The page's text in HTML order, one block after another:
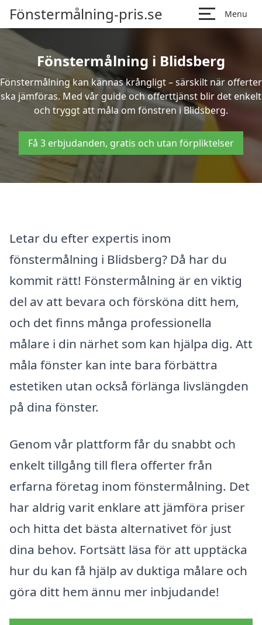
Fönstermålning-pris.se Menu
Fönstermålning i Blidsberg
Fönstermålning kan kännas krångligt – särskilt när offerter
ska jämföras. Med vår guide och offerttjänst blir det enkelt
och tryggt att måla om fönstren i Blidsberg.
Få 3 erbjudanden, gratis och utan förpliktelser
Letar du efter expertis inom
fönstermålning i Blidsberg? Då har du
kommit rätt! Fönstermålning är en viktig
del av att bevara och försköna ditt hem,
och det finns många professionella
målare i din närhet som kan hjälpa dig. Att
måla fönster kan inte bara förbättra
estetiken utan också förlänga livslängden
på dina fönster.
Genom vår plattform får du snabbt och
enkelt tillgång till flera offerter från
erfarna företag inom fönstermålning. Det
har aldrig varit enklare att jämföra priser
och hitta det bästa alternativet för just
dina behov. Fortsätt läsa för att upptäcka
hur du kan få hjälp av duktiga målare och
göra ditt hem ännu mer inbjudande!